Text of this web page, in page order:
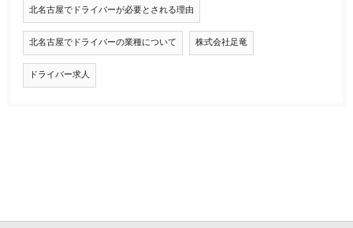
北名古屋でドライバーが必要とされる理由
北名古屋でドライバーの業種について 株式会社足竜
ドライバー求人